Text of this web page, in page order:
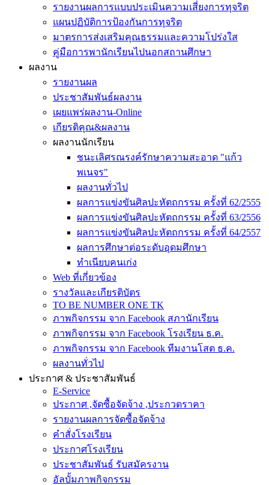
รายงานผลการแบบประเมินความเสี่ยงการทุจริต
แผนปฏิบัติการป้องกันการทุจริต
มาตรการส่งเสริมคุณธรรมและความโปร่งใส
คู่มือการพานักเรียนไปนอกสถานศึกษา
ผลงาน
รายงานผล
ประชาสัมพันธ์ผลงาน
เผยแพร่ผลงาน-Online
เกียรติคุณ&ผลงาน
ผลงานนักเรียน
ชนะเลิศรณรงค์รักษาความสะอาด "แก้ว
พเนจร"
ผลงานทั่วไป
ผลการแข่งขันศิลปะหัตถกรรม ครั้งที่ 62/2555
ผลการแข่งขันศิลปะหัตถกรรม ครั้งที่ 63/2556
ผลการแข่งขันศิลปะหัตถกรรม ครั้งที่ 64/2557
ผลการศึกษาต่อระดับอุดมศึกษา
ทำเนียบคนเก่ง
Web ที่เกี่ยวข้อง
รางวัลและเกียรติบัตร
TO BE NUMBER ONE TK
ภาพกิจกรรม จาก Facebook สภานักเรียน
ภาพกิจกรรม จาก Facebook โรงเรียน ธ.ค.
ภาพกิจกรรม จาก Facebook ทีมงานโสต ธ.ค.
ผลงานทั่วไป
ประกาศ & ประชาสัมพันธ์
E-Service
ประกาศ ,จัดซื้อจัดจ้าง ,ประกวดราคา
รายงานผลการจัดซื้อจัดจ้าง
คำสั่งโรงเรียน
ประกาศโรงเรียน
ประชาสัมพันธ์ รับสมัครงาน
อัลบั้มภาพกิจกรรม